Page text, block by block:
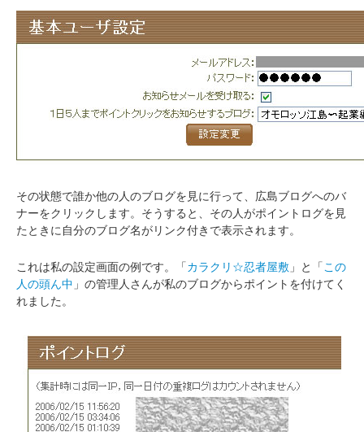
その状態で誰か他の人のブログを見に行って、広島ブログへのバ
ナーをクリックします。そうすると、その人がポイントログを見
たときに自分のブログ名がリンク付きで表示されます。
これは私の設定画面の例です。「カラクリ☆忍者屋敷 」と「この
人の頭ん中 」の管理人さんが私のブログからポイントを付けてく
れました。